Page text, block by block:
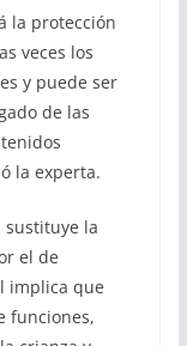
la protección
veces los
y puede ser
de las
la experta.
sustituye la
el de
implica que
funciones,